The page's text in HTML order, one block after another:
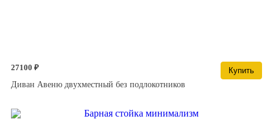
27100 ₽
Купить
Диван Авеню двухместный без подлокотников